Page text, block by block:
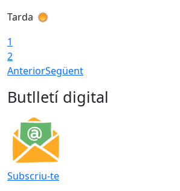
Tarda
1
2
AnteriorSegüent
Butlletí digital
Subscriu-te